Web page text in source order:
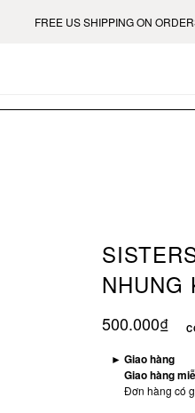
FREE US SHIPPING ON ORDERS
NHUNG
500.000₫
► Giao hàng
Giao hàng
Đơn hàng có